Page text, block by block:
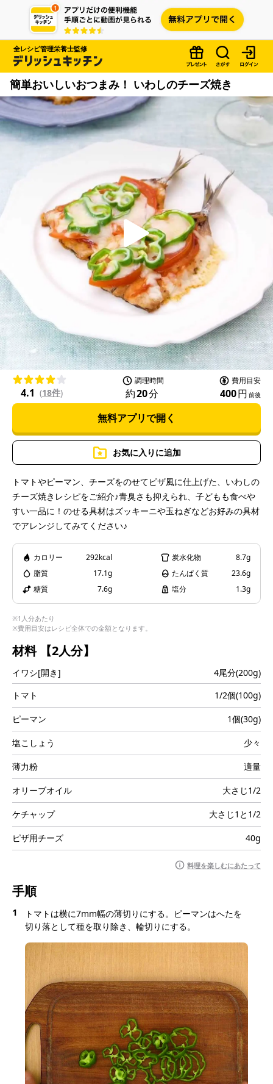
全レシピ管理栄養士監修
簡単おいしいおつまみ！ いわしのチーズ焼き
P
l
a
y
V
d
e
o
4.1 (18件)
調理時間
約20分
費用目安
400円 前後
無料アプリで開く
お気に入りに追加
トマトやピーマン、チーズをのせてピザ風に仕上げた、いわしの
チーズ焼きレシピをご紹介♪青臭さも抑えられ、子どもも食べや
すい一品に！のせる具材はズッキーニや玉ねぎなどお好みの具材
でアレンジしてみてください♪
カロリー 292kcal 炭水化物
8.7g
脂質
17.1g たんぱく質
23.6g
糖質
7.6g 塩分 1.3g
※1人分あたり
※費用目安はレシピ全体での金額となります。
材料 【2人分】
イワシ[開き]
4尾分(200g)
トマト
1/2個(100g)
ピーマン 1個(30g)
塩こしょう 少々
薄力粉 適量
オリーブオイル 大さじ1/2
ケチャップ 大さじ1と1/2
ピザ用チーズ 40g
料理を楽しむにあたって
手順
1
トマトは横に7mm幅の薄切りにする。ピーマンはへたを
切り落として種を取り除き、輪切りにする。